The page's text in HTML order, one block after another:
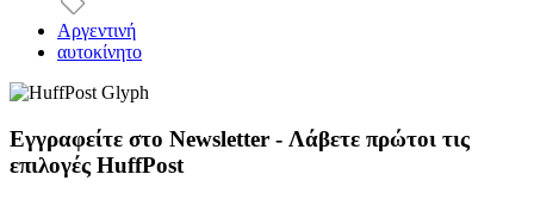
Αργεντινή
αυτοκίνητο
Εγγραφείτε στο Newsletter - Λάβετε πρώτοι τις
επιλογές HuffPost